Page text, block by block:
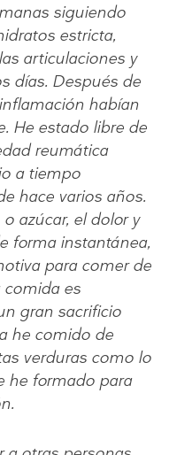
siguiendo
estricta,
articulaciones y
días. Después de
habían
He estado libre de
reumática
a tiempo
hace varios años.
azúcar, el dolor y
forma instantánea,
para comer de
comida es
gran sacrificio
he comido de
verduras como lo
he formado para